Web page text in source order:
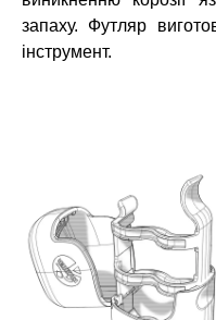
запаху. Футляр
інструмент.